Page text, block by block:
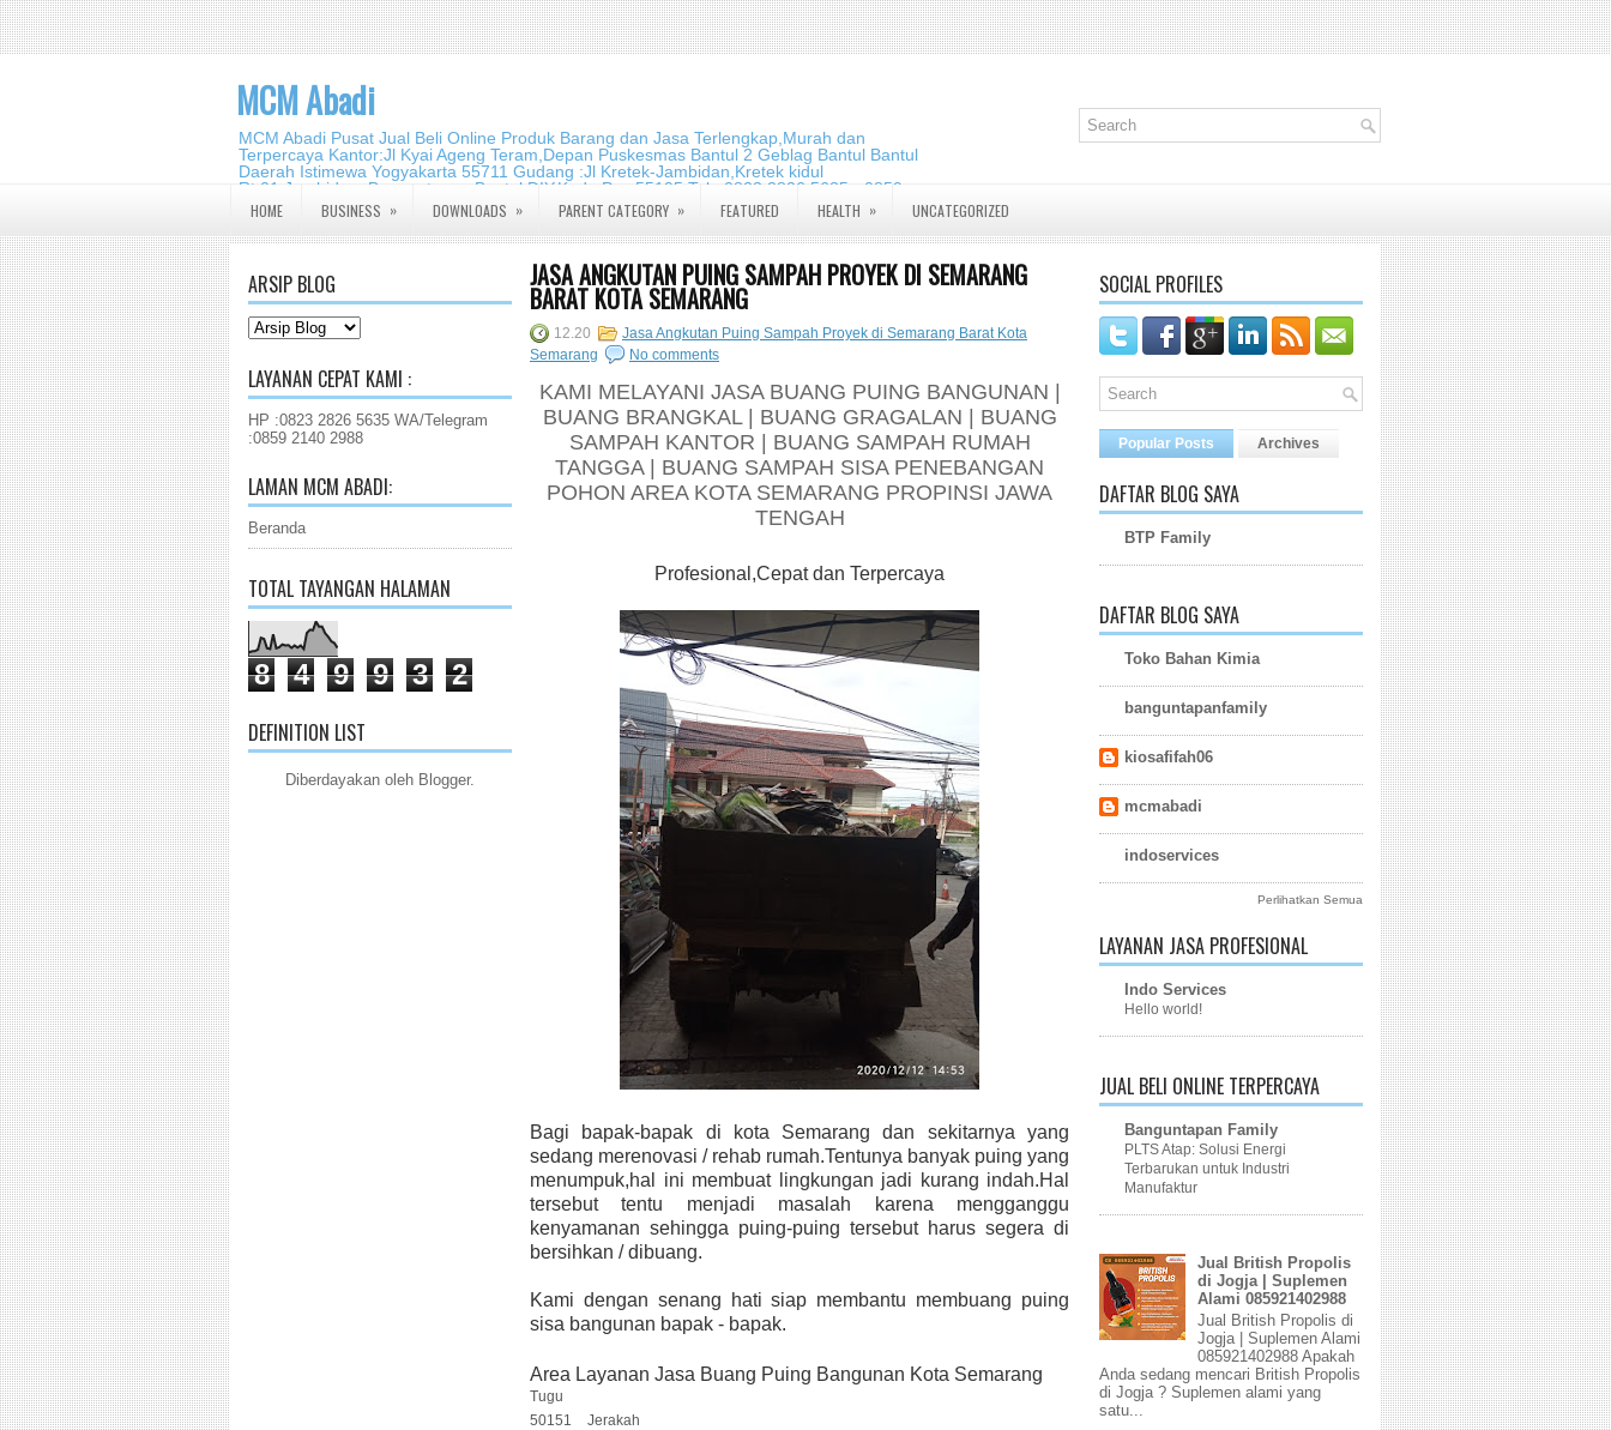
MCM Abadi
MCM Abadi Pusat Jual Beli Online Produk Barang dan Jasa Terlengkap,Murah dan
Terpercaya Kantor:Jl Kyai Ageng Teram,Depan Puskesmas Bantul 2 Geblag Bantul Bantul
Daerah Istimewa Yogyakarta 55711 Gudang :Jl Kretek-Jambidan,Kretek kidul
Rt.01,Jambidan, Banguntapan,Bantul,DIY.Kode Pos:55195 Telp:0823 2826 5635 - 0859
2140 2988
HOME BUSINESS » DOWNLOADS » PARENT CATEGORY » FEATURED HEALTH » UNCATEGORIZED
ARSIP BLOG
LAYANAN CEPAT KAMI :
HP :0823 2826 5635 WA/Telegram
:0859 2140 2988
LAMAN MCM ABADI:
Beranda
TOTAL TAYANGAN HALAMAN
8 4 9 9 3 2
DEFINITION LIST
Diberdayakan oleh Blogger.
JASA ANGKUTAN PUING SAMPAH PROYEK DI SEMARANG
BARAT KOTA SEMARANG
12.20
Jasa Angkutan Puing Sampah Proyek di Semarang Barat Kota
Semarang
No comments
KAMI MELAYANI JASA BUANG PUING BANGUNAN |
BUANG BRANGKAL | BUANG GRAGALAN | BUANG
SAMPAH KANTOR | BUANG SAMPAH RUMAH
TANGGA | BUANG SAMPAH SISA PENEBANGAN
POHON AREA KOTA SEMARANG PROPINSI JAWA
TENGAH
Profesional,Cepat dan Terpercaya
Bagi bapak-bapak di kota Semarang dan sekitarnya yang
sedang merenovasi / rehab rumah.Tentunya banyak puing yang
menumpuk,hal ini membuat lingkungan jadi kurang indah.Hal
tersebut tentu menjadi masalah karena mengganggu
kenyamanan sehingga puing-puing tersebut harus segera di
bersihkan / dibuang.
Kami dengan senang hati siap membantu membuang puing
sisa bangunan bapak - bapak.
Area Layanan Jasa Buang Puing Bangunan Kota Semarang
Tugu
50151
Jerakah
SOCIAL PROFILES
Popular Posts Archives
DAFTAR BLOG SAYA
BTP Family
DAFTAR BLOG SAYA
Toko Bahan Kimia
banguntapanfamily
kiosafifah06
mcmabadi
indoservices
Perlihatkan Semua
LAYANAN JASA PROFESIONAL
Indo Services
Hello world!
JUAL BELI ONLINE TERPERCAYA
Banguntapan Family
PLTS Atap: Solusi Energi
Terbarukan untuk Industri
Manufaktur
Jual British Propolis
di Jogja | Suplemen
Alami 085921402988
Jual British Propolis di
Jogja | Suplemen Alami
085921402988 Apakah
Anda sedang mencari British Propolis
di Jogja ? Suplemen alami yang
satu...